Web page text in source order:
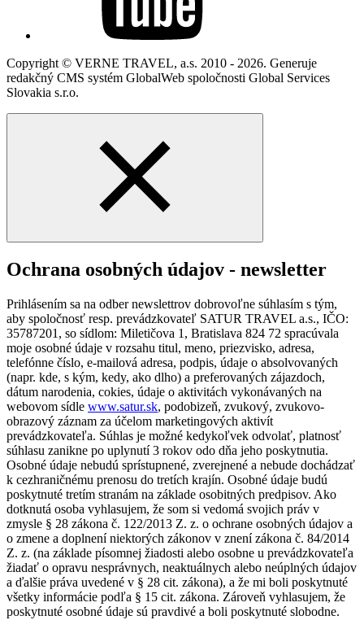
Copyright © VERNE TRAVEL, a.s. 2010 - 2026. Generuje
redakčný CMS systém GlobalWeb spoločnosti Global Services
Slovakia s.r.o.
Ochrana osobných údajov - newsletter
Prihlásením sa na odber newslettrov dobrovoľne súhlasím s tým,
aby spoločnosť resp. prevádzkovateľ SATUR TRAVEL a.s., IČO:
35787201, so sídlom: Miletičova 1, Bratislava 824 72 spracúvala
moje osobné údaje v rozsahu titul, meno, priezvisko, adresa,
telefónne číslo, e-mailová adresa, podpis, údaje o absolvovaných
(napr. kde, s kým, kedy, ako dlho) a preferovaných zájazdoch,
dátum narodenia, cokies, údaje o aktivitách vykonávaných na
webovom sídle www.satur.sk, podobizeň, zvukový, zvukovo-
obrazový záznam za účelom marketingových aktivít
prevádzkovateľa. Súhlas je možné kedykoľvek odvolať, platnosť
súhlasu zanikne po uplynutí 3 rokov odo dňa jeho poskytnutia.
Osobné údaje nebudú sprístupnené, zverejnené a nebude dochádzať
k cezhraničnému prenosu do tretích krajín. Osobné údaje budú
poskytnuté tretím stranám na základe osobitných predpisov. Ako
dotknutá osoba vyhlasujem, že som si vedomá svojich práv v
zmysle § 28 zákona č. 122/2013 Z. z. o ochrane osobných údajov a
o zmene a doplnení niektorých zákonov v znení zákona č. 84/2014
Z. z. (na základe písomnej žiadosti alebo osobne u prevádzkovateľa
žiadať o opravu nesprávnych, neaktuálnych alebo neúplných údajov
a ďalšie práva uvedené v § 28 cit. zákona), a že mi boli poskytnuté
všetky informácie podľa § 15 cit. zákona. Zároveň vyhlasujem, že
poskytnuté osobné údaje sú pravdivé a boli poskytnuté slobodne.